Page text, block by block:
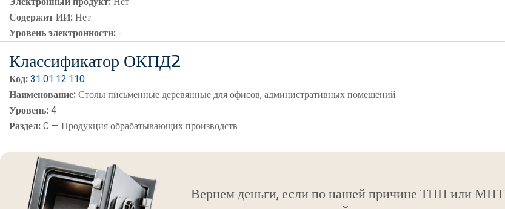
Содержит ИИ:Нет
Уровень электронности: -
Классификатор ОКПД2
Код:31.01.12.110
Наименование:Столы письменные деревянные для офисов, административных помещений
Уровень:4
Раздел:C — Продукция обрабатывающих производств
Вернем деньги, если по нашей причине ТПП или МПТ